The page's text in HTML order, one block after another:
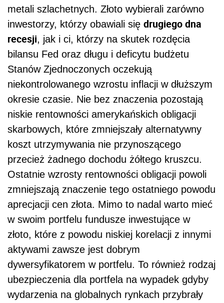
metali szlachetnych. Złoto wybierali zarówno
inwestorzy, którzy obawiali się drugiego dna
recesji, jak i ci, którzy na skutek rozdęcia
bilansu Fed oraz długu i deficytu budżetu
Stanów Zjednoczonych oczekują
niekontrolowanego wzrostu inflacji w dłuższym
okresie czasie. Nie bez znaczenia pozostają
niskie rentowności amerykańskich obligacji
skarbowych, które zmniejszały alternatywny
koszt utrzymywania nie przynoszącego
przecież żadnego dochodu żółtego kruszcu.
Ostatnie wzrosty rentowności obligacji powoli
zmniejszają znaczenie tego ostatniego powodu
aprecjacji cen złota. Mimo to nadal warto mieć
w swoim portfelu fundusze inwestujące w
złoto, które z powodu niskiej korelacji z innymi
aktywami zawsze jest dobrym
dywersyfikatorem w portfelu. To również rodzaj
ubezpieczenia dla portfela na wypadek gdyby
wydarzenia na globalnych rynkach przybrały